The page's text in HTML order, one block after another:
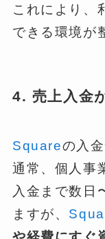
これにより、
できる環境が
4. 売上入金
Squareの入
通常、個人事
入金まで数日
ますが、